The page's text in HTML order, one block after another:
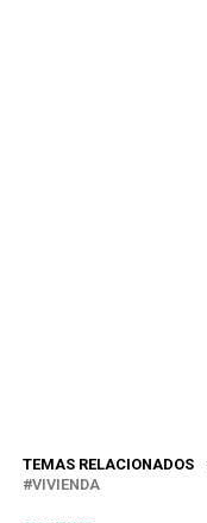
TEMAS RELACIONADOS
VIVIENDA